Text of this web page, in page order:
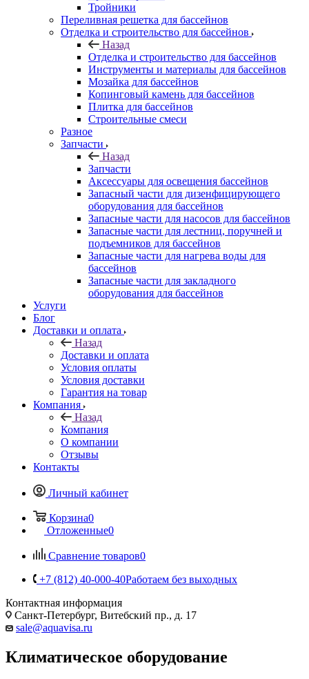
Тройники
Переливная решетка для бассейнов
Отделка и строительство для бассейнов
Назад
Отделка и строительство для бассейнов
Инструменты и материалы для бассейнов
Мозайка для бассейнов
Копинговый камень для бассейнов
Плитка для бассейнов
Строительные смеси
Разное
Запчасти
Назад
Запчасти
Аксессуары для освещения бассейнов
Запасный части для дизенфицирующего
оборудования для бассейнов
Запасные части для насосов для бассейнов
Запасные части для лестниц, поручней и
подъемников для бассейнов
Запасные части для нагрева воды для
бассейнов
Запасные части для закладного
оборудования для бассейнов
Услуги
Блог
Доставки и оплата
Назад
Доставки и оплата
Условия оплаты
Условия доставки
Гарантия на товар
Компания
Назад
Компания
О компании
Отзывы
Контакты
Личный кабинет
Корзина0
Отложенные0
Сравнение товаров0
+7 (812) 40-000-40Работаем без выходных
Контактная информация
Санкт-Петербург, Витебский пр., д. 17
sale@aquavisa.ru
Климатическое оборудование